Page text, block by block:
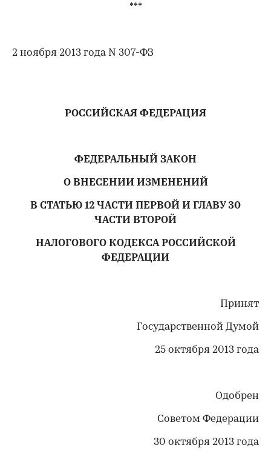
***
2 ноября 2013 года N 307-ФЗ
РОССИЙСКАЯ ФЕДЕРАЦИЯ
ФЕДЕРАЛЬНЫЙ ЗАКОН
О ВНЕСЕНИИ ИЗМЕНЕНИЙ
В СТАТЬЮ 12 ЧАСТИ ПЕРВОЙ И ГЛАВУ 30
ЧАСТИ ВТОРОЙ
НАЛОГОВОГО КОДЕКСА РОССИЙСКОЙ
ФЕДЕРАЦИИ
Принят
Государственной Думой
25 октября 2013 года
Одобрен
Советом Федерации
30 октября 2013 года